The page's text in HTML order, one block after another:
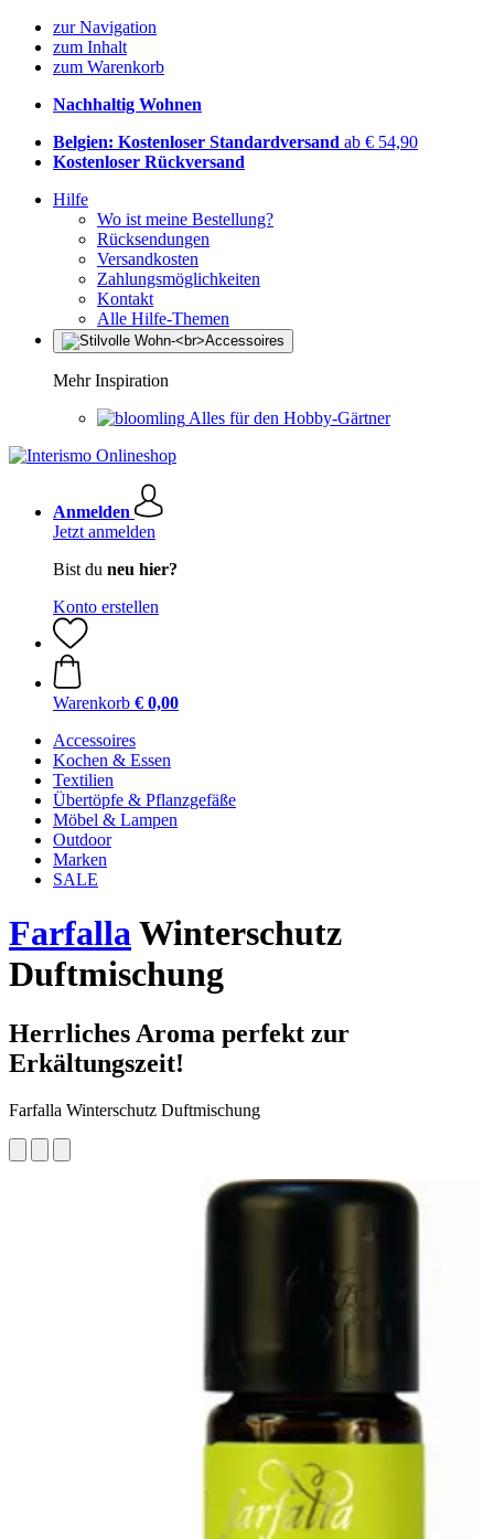
zur Navigation
zum Inhalt
zum Warenkorb
Nachhaltig Wohnen
Belgien: Kostenloser Standardversand ab € 54,90
Kostenloser Rückversand
Hilfe
Wo ist meine Bestellung?
Rücksendungen
Versandkosten
Zahlungsmöglichkeiten
Kontakt
Alle Hilfe-Themen
Mehr Inspiration
Alles für den Hobby-Gärtner
Anmelden
Jetzt anmelden
Bist du neu hier?
Konto erstellen
Warenkorb € 0,00
Accessoires
Kochen & Essen
Textilien
Übertöpfe & Pflanzgefäße
Möbel & Lampen
Outdoor
Marken
SALE
FarfallaWinterschutz
Duftmischung
Herrliches Aroma perfekt zur
Erkältungszeit!
Farfalla Winterschutz Duftmischung